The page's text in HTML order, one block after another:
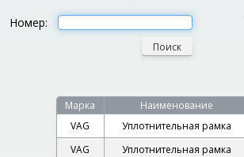
Номер:
Поиск
Марка Наименование
VAG
Уплотнительная рамка
VAG Уплотнительная рамка